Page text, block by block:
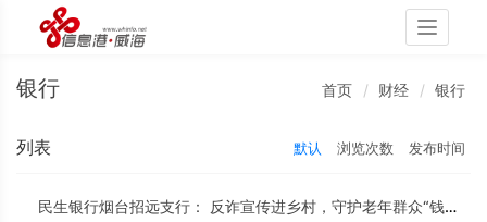
Toggle
银行 首页 财经 银行
列表 默认 浏览次数 发布时间
民生银行烟台招远支行： 反诈宣传进乡村，守护老年群众“钱袋子”